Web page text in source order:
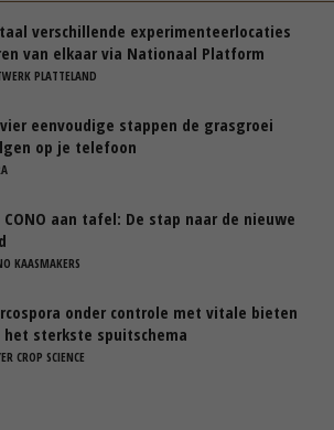
verschillende experimenteerlocaties
van elkaar via Nationaal Platform
PLATTELAND
eenvoudige stappen de grasgroei
op je telefoon
CONO aan tafel: De stap naar de nieuwe
KAASMAKERS
onder controle met vitale bieten
het sterkste spuitschema
CROP SCIENCE